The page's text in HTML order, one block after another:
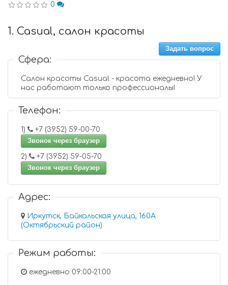
0
1. Casual, салон красоты
Задать вопрос
Сфера:
Салон красоты Casual - красота ежедневно! У
нас работают только профессионалы!
Телефон:
1)
+7 (3952) 59-00-70
Звонок через браузер
2)
+7 (3952) 59-05-70
Звонок через браузер
Адрес:
Иркутск, Байкальская улица, 160А
(Октябрьский район)
Режим работы:
ежедневно 09:00-21:00